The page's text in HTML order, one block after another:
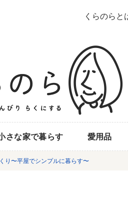
くらのらと
さな家で暮らす 愛用品
り〜平屋でシンプルに暮らす〜